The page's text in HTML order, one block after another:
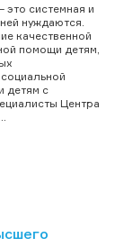
это системная и
нуждаются.
качественной
помощи детям,
детям с
Центра